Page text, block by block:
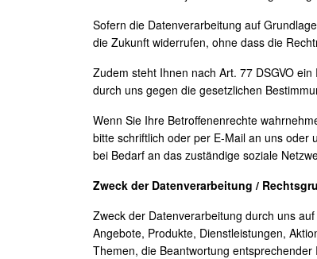
Sofern die Datenverarbeitung auf
die Zukunft widerrufen, ohne dass die
Zudem steht Ihnen nach Art. 77 DSGVO
durch uns gegen die gesetzlichen
Wenn Sie Ihre Betroffenenrechte
bitte schriftlich oder per E-Mail an uns oder
bei Bedarf an das zuständige soziale
Zweck der Datenverarbeitung /
Zweck der Datenverarbeitung durch uns
Angebote, Produkte, Dienstleistungen,
Themen, die Beantwortung